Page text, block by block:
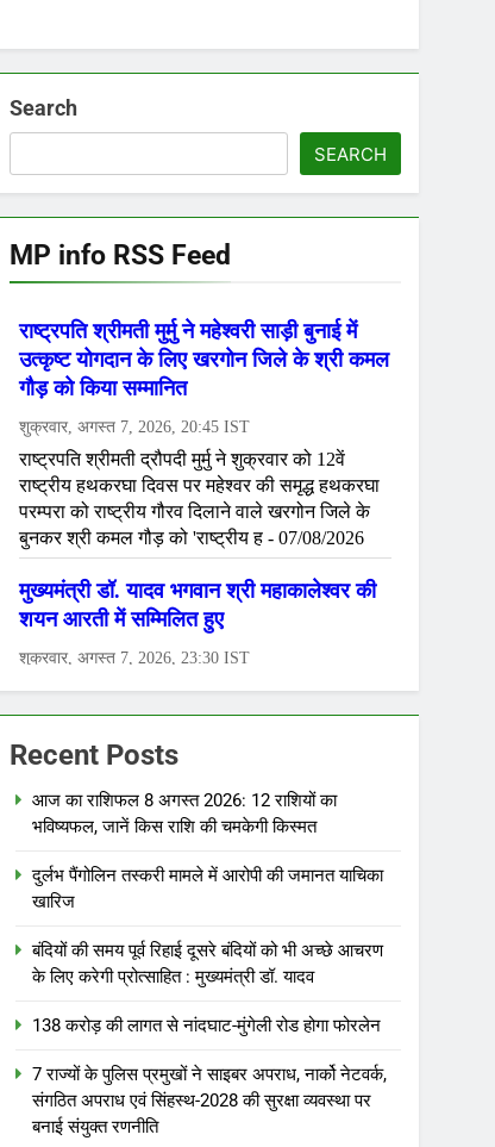
Search
SEARCH
MP info RSS Feed
Recent Posts
आज का राशिफल 8 अगस्त 2026: 12 राशियों का
भविष्यफल, जानें किस राशि की चमकेगी किस्मत
दुर्लभ पैंगोलिन तस्करी मामले में आरोपी की जमानत याचिका
खारिज
बंदियों की समय पूर्व रिहाई दूसरे बंदियों को भी अच्छे आचरण
के लिए करेगी प्रोत्साहित : मुख्यमंत्री डॉ. यादव
138 करोड़ की लागत से नांदघाट-मुंगेली रोड होगा फोरलेन
7 राज्यों के पुलिस प्रमुखों ने साइबर अपराध, नार्को नेटवर्क,
संगठित अपराध एवं सिंहस्थ-2028 की सुरक्षा व्यवस्था पर
बनाई संयुक्त रणनीति